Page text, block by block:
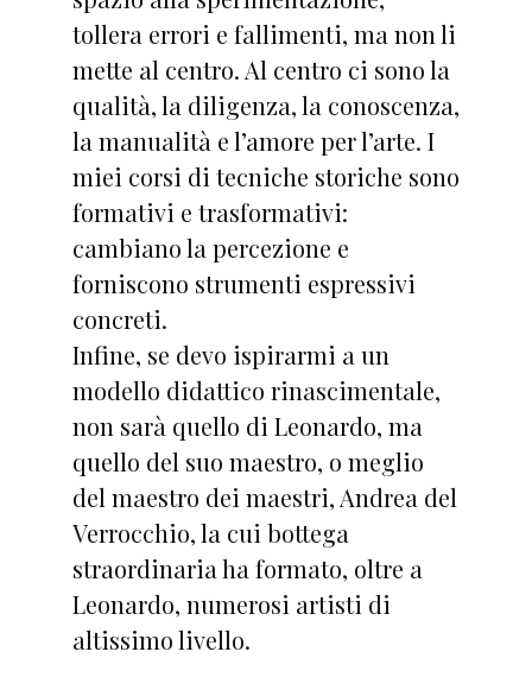
tollera errori e fallimenti, ma non li
mette al centro. Al centro ci sono la
qualità, la diligenza, la conoscenza,
la manualità e l’amore per l’arte. I
miei corsi di tecniche storiche sono
formativi e trasformativi:
cambiano la percezione e
forniscono strumenti espressivi
concreti.
Infine, se devo ispirarmi a un
modello didattico rinascimentale,
non sarà quello di Leonardo, ma
quello del suo maestro, o meglio
del maestro dei maestri, Andrea del
Verrocchio, la cui bottega
straordinaria ha formato, oltre a
Leonardo, numerosi artisti di
altissimo livello.